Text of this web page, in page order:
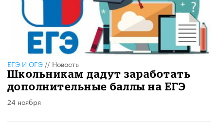
ЕГЭ И ОГЭ // Новость
Школьникам дадут заработать
дополнительные баллы на ЕГЭ
24 ноября